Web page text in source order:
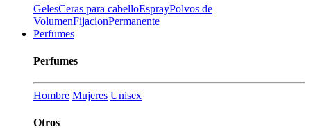
GelesCeras para cabelloEsprayPolvos de
VolumenFijacionPermanente
Perfumes
Perfumes
Hombre Mujeres Unisex
Otros